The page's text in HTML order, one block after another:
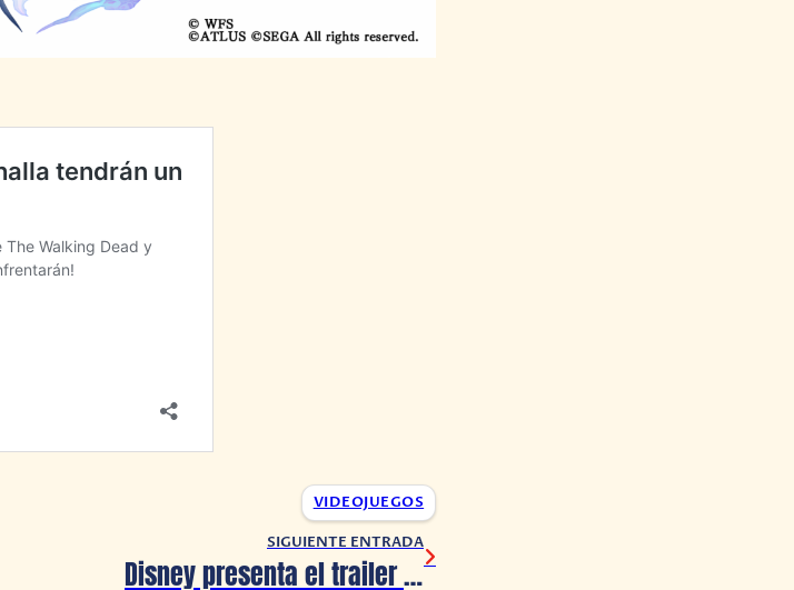
VIDEOJUEGOS
SIGUIENTE ENTRADA
Disney presenta el trailer de RAYA y el Último Dragón